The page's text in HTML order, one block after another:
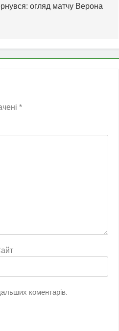
огляд матчу Верона
*
коментарів.